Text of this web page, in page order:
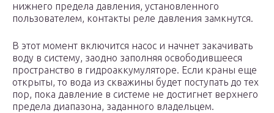
нижнего предела давления, установленного
пользователем, контакты реле давления замкнутся.
В этот момент включится насос и начнет закачивать
воду в систему, заодно заполняя освободившееся
пространство в гидроаккумуляторе. Если краны еще
открыты, то вода из скважины будет поступать до тех
пор, пока давление в системе не достигнет верхнего
предела диапазона, заданного владельцем.